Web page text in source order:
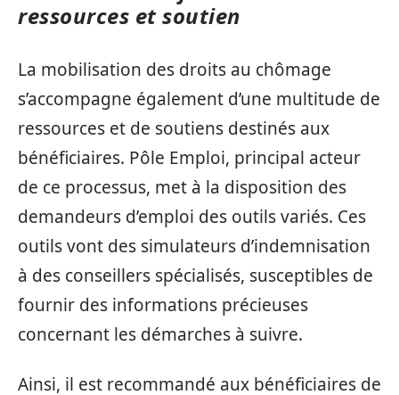
ressources et soutien
La mobilisation des droits au chômage
s’accompagne également d’une multitude de
ressources et de soutiens destinés aux
bénéficiaires. Pôle Emploi, principal acteur
de ce processus, met à la disposition des
demandeurs d’emploi des outils variés. Ces
outils vont des simulateurs d’indemnisation
à des conseillers spécialisés, susceptibles de
fournir des informations précieuses
concernant les démarches à suivre.
Ainsi, il est recommandé aux bénéficiaires de